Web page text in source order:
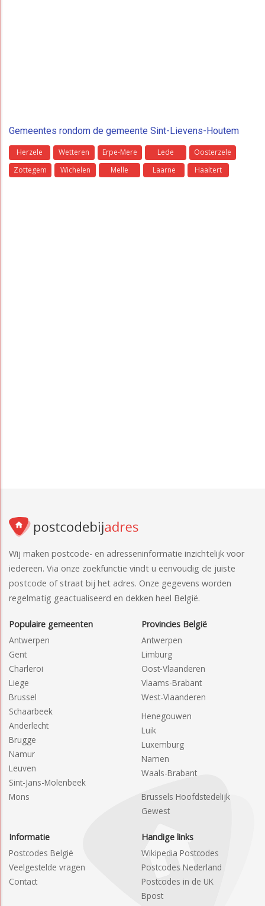
Gemeentes rondom de gemeente Sint-Lievens-Houtem
Herzele Wetteren Erpe-Mere Lede
Oosterzele
Zottegem
Wichelen Melle Laarne Haaltert
Wij maken postcode- en adresseninformatie inzichtelijk voor
iedereen. Via onze zoekfunctie vindt u eenvoudig de juiste
postcode of straat bij het adres. Onze gegevens worden
regelmatig geactualiseerd en dekken heel België.
Populaire gemeenten
Antwerpen
Gent
Charleroi
Liege
Brussel
Schaarbeek
Anderlecht
Brugge
Namur
Leuven
Sint-Jans-Molenbeek
Mons
Provincies België
Antwerpen
Limburg
Oost-Vlaanderen
Vlaams-Brabant
West-Vlaanderen
Henegouwen
Luik
Luxemburg
Namen
Waals-Brabant
Brussels Hoofdstedelijk
Gewest
Informatie
Postcodes België
Veelgestelde vragen
Contact
Handige links
Wikipedia Postcodes
Postcodes Nederland
Postcodes in de UK
Bpost